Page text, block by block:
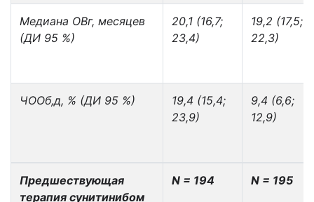
Медиана ОВг, месяцев
(ДИ 95 %)
20,1 (16,7;
23,4)
19,2 (17,5;
22,3)
ЧООб,д, % (ДИ 95 %)
19,4 (15,4;
23,9)
9,4 (6,6;
12,9)
Предшествующая
терапия сунитинибом
N = 194 N = 195